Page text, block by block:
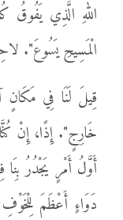
اللهِ الَّذِي
الْمَسِيحِ يَسُوعَ".
قِيلَ لَنَا فِي مَكَانٍ
خَارِجٍ". إِذًا، إِنْ
أَوَّلُ أَمْرٍ يَجْدُرُ
دَوَاءٍ أَعْظَمَ لِلْخَوْفِ